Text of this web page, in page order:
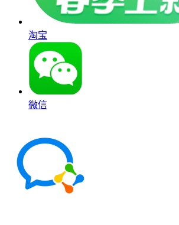
淘宝
微信